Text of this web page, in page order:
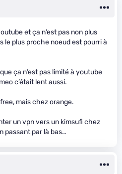
et ça n’est pas non plus
le plus proche noeud est pourri à
ça n’est pas limité à youtube
c’était lent aussi.
mais chez orange.
un vpn vers un kimsufi chez
passant par là bas…